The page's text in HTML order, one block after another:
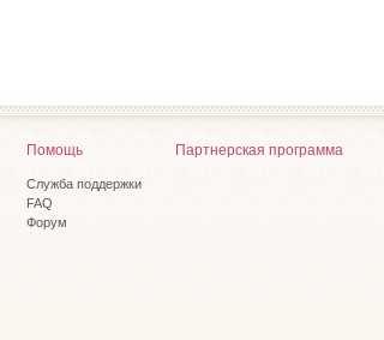
Помощь
Служба поддержки
FAQ
Форум
Партнерская программа